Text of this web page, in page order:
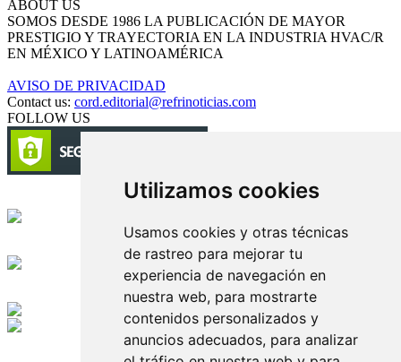
Utilizamos cookies
Usamos cookies y otras técnicas
de rastreo para mejorar tu
experiencia de navegación en
nuestra web, para mostrarte
contenidos personalizados y
anuncios adecuados, para analizar
ABOUT US
SOMOS DESDE 1986 LA PUBLICACIÓN DE MAYOR
PRESTIGIO Y TRAYECTORIA EN LA INDUSTRIA HVAC/R
EN MÉXICO Y LATINOAMÉRICA
AVISO DE PRIVACIDAD
Contact us: cord.editorial@refrinoticias.com
FOLLOW US
Circulación certificada
Edición digital con tecnología
Playa Revolcadero 222 Col. Reforma Iztaccihuatl Norte C.P. 08810
CIUDAD DE MEXICO